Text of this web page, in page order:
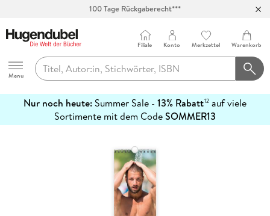
100 Tage Rückgaberecht***
Hugendubel
Menu
Filiale Konto Merkzettel Warenkorb
Nur noch heute: Summer Sale - 13% Rabatt12 auf viele
Sortimente mit dem CodeSOMMER13
erfahren